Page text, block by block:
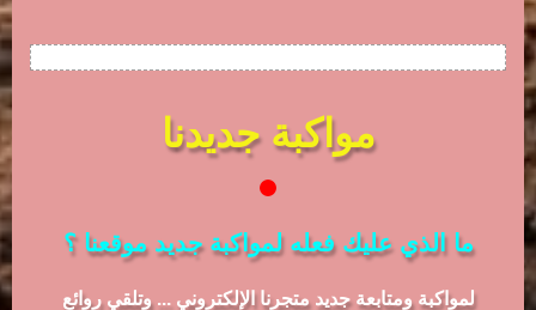
مواكبة جديدنا
ما الذي عليك فعله لمواكبة جديد موقعنا ؟
لمواكبة ومتابعة جديد متجرنا الإلكتروني ... وتلقي روائع